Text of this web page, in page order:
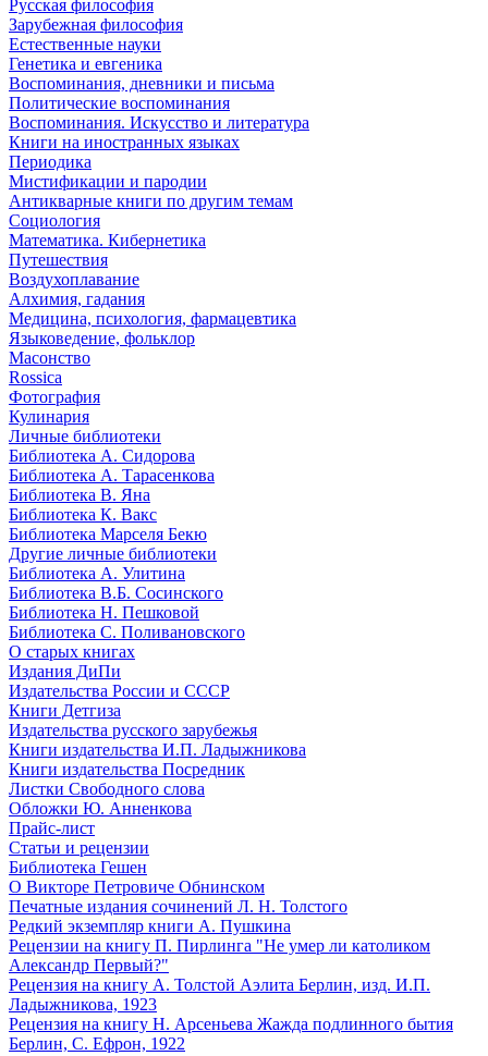
Русская философия
Зарубежная философия
Естественные науки
Генетика и евгеника
Воспоминания, дневники и письма
Политические воспоминания
Воспоминания. Искусство и литература
Книги на иностранных языках
Периодика
Мистификации и пародии
Антикварные книги по другим темам
Социология
Математика. Кибернетика
Путешествия
Воздухоплавание
Алхимия, гадания
Медицина, психология, фармацевтика
Языковедение, фольклор
Масонство
Rossica
Фотография
Кулинария
Личные библиотеки
Библиотека А. Сидорова
Библиотека А. Тарасенкова
Библиотека В. Яна
Библиотека К. Вакс
Библиотека Марселя Бекю
Другие личные библиотеки
Библиотека А. Улитина
Библиотека В.Б. Сосинского
Библиотека Н. Пешковой
Библиотека С. Поливановского
О старых книгах
Издания ДиПи
Издательства России и СССР
Книги Детгиза
Издательства русского зарубежья
Книги издательства И.П. Ладыжникова
Книги издательства Посредник
Листки Свободного слова
Обложки Ю. Анненкова
Прайс-лист
Статьи и рецензии
Библиотека Гешен
О Викторе Петровиче Обнинском
Печатные издания сочинений Л. Н. Толстого
Редкий экземпляр книги А. Пушкина
Рецензии на книгу П. Пирлинга "Не умер ли католиком
Александр Первый?"
Рецензия на книгу А. Толстой Аэлита Берлин, изд. И.П.
Ладыжникова, 1923
Рецензия на книгу Н. Арсеньева Жажда подлинного бытия
Берлин, С. Ефрон, 1922